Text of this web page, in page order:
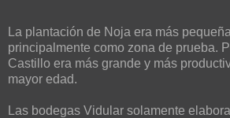
La plantación de Noja era más
principalmente como zona de prueba.
Castillo era más grande y más
mayor edad.
Las bodegas Vidular solamente